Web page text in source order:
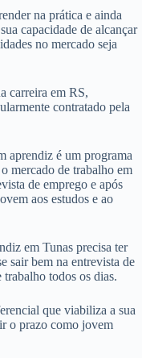
na prática e ainda
capacidade de alcançar
no mercado seja
carreira em RS,
contratado pela
aprendiz é um programa
mercado de trabalho em
de emprego e após
aos estudos e ao
em Tunas precisa ter
sair bem na entrevista de
todos os dias.
que viabiliza a sua
o prazo como jovem